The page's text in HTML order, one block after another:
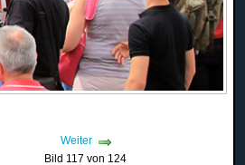
Weiter
Bild 117 von 124